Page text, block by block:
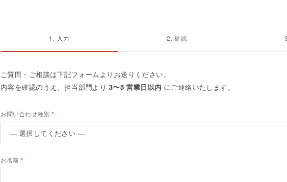
1. 入力 2. 確認
ご質問・ご相談は下記フォームよりお送りください。
内容を確認のうえ、担当部門より 3〜5 営業日以内 にご連絡いたします。
お問い合わせ種別
お名前